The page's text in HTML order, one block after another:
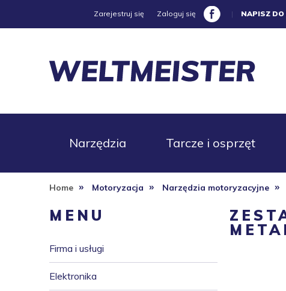
Zarejestruj się Zaloguj się | NAPISZ DO
Narzędzia Tarcze i osprzęt
Home » Motoryzacja » Narzędzia motoryzacyjne »
MENU
Firma i usługi
Elektronika